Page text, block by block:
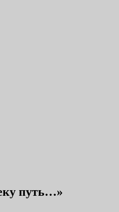
путь…»